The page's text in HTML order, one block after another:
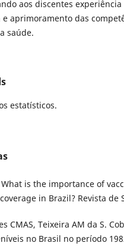
aos discentes
aprimoramento das
saúde.
estatísticos.
What is the importance of
in Brazil? Revista de
CMAS, Teixeira AM da S.
no Brasil no período